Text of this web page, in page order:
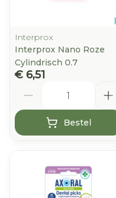
Interprox
Interprox Nano Roze
Cylindrisch 0.7
€ 6,51
Bestel